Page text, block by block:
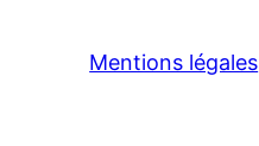
Mentions légales